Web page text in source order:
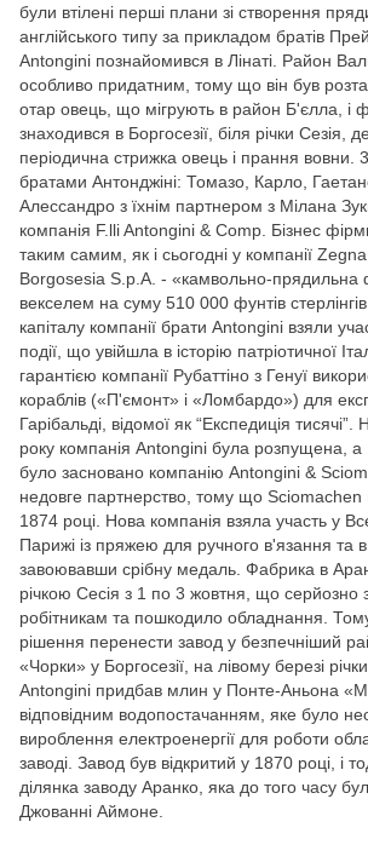
були втілені перші плани зі створення
англійського типу за прикладом братів
Antongini познайомився в Лінаті. Район
особливо придатним, тому що він був
отар овець, що мігрують в район Б'єлла, і
знаходився в Боргосезії, біля річки Сезія,
періодична стрижка овець і прання вовни.
братами Антонджіні: Томазо, Карло,
Алессандро з їхнім партнером з Мілана
компанія F.lli Antongini & Comp. Бізнес
таким самим, як і сьогодні у компанії
Borgosesia S.p.A. - «камвольно-прядильна
векселем на суму 510 000 фунтів
капіталу компанії брати Antongini взяли
події, що увійшла в історію патріотичної
гарантією компанії Рубаттіно з Генуї
кораблів («П'ємонт» і «Ломбардо») для
Гарібальді, відомої як “Експедиція тисячі”.
року компанія Antongini була розпущена, а
було засновано компанію Antongini &
недовге партнерство, тому що Sciomachen
1874 році. Нова компанія взяла участь у
Парижі із пряжею для ручного в'язання та
завоювавши срібну медаль. Фабрика в
річкою Сесія з 1 по 3 жовтня, що серйозно
робітникам та пошкодило обладнання.
рішення перенести завод у безпечніший
«Чорки» у Боргосезії, на лівому березі
Antongini придбав млин у Понте-Аньона
відповідним водопостачанням, яке було
вироблення електроенергії для роботи
заводі. Завод був відкритий у 1870 році, і
ділянка заводу Аранко, яка до того часу
Джованні Аймоне.